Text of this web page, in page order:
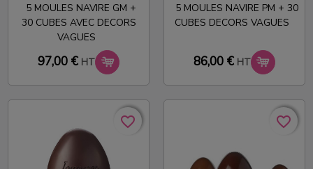
5 MOULES NAVIRE GM +
30 CUBES AVEC DECORS
VAGUES
97,00 € HT
5 MOULES NAVIRE PM + 30
CUBES DECORS VAGUES
86,00 € HT
favorite_border
favorite_border favorite_border
favorite_border